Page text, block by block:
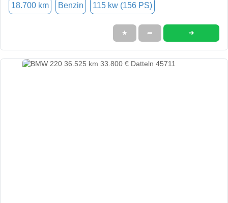
18.700 km Benzin 115 kw (156 PS)
★ ➦ ➜